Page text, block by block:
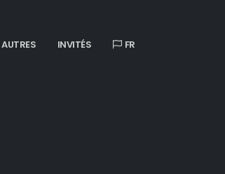
AUTRES INVITÉS FR